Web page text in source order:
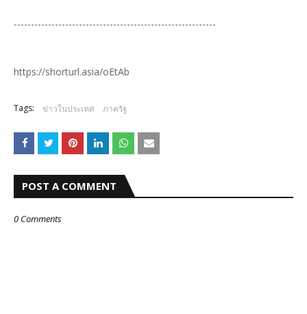
-----------------------------------------------------------
https://shorturl.asia/oEtAb
Tags: ข่าวในประเทศ ภาครัฐ
POST A COMMENT
0 Comments